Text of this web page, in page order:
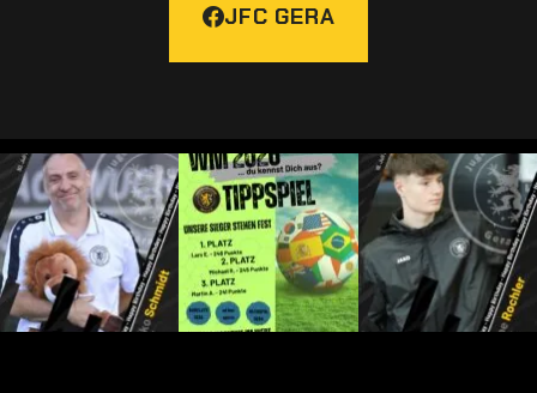
JFC GERA
H A P P Y B I R T H D A Y –
Heiko Schmidt
...
68 0
V E R E I N - unser JFC-WM-
Tippspiel 2026 ist...
29 1
H A P P Y B I R T H D A Y – Pepe
Rochler
17...
0